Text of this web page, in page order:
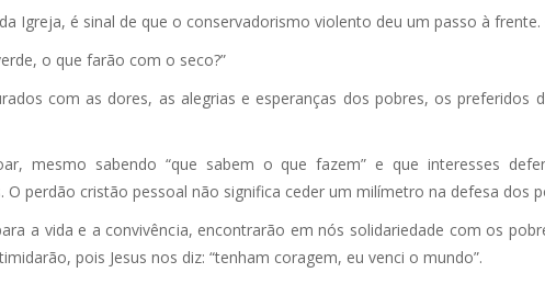
Igreja, é sinal de que o conservadorismo violento deu um passo à
o que farão com o seco?”
com as dores, as alegrias e esperanças dos pobres, os preferidos
mesmo sabendo “que sabem o que fazem” e que interesses
perdão cristão pessoal não significa ceder um milímetro na defesa dos
a vida e a convivência, encontrarão em nós solidariedade com os
pois Jesus nos diz: “tenham coragem, eu venci o mundo”.